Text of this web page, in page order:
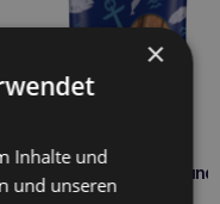
BALTICA Snacks Lachs und
Leckerli 80g
×
Inhalte und
und unseren